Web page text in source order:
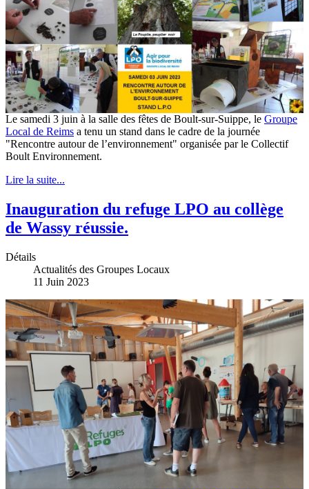
Le samedi 3 juin à la salle des fêtes de Boult-sur-Suippe, le Groupe
Local de Reims a tenu un stand dans le cadre de la journée
"Rencontre autour de l’environnement" organisée par le Collectif
Boult Environnement.
Lire la suite...
Inauguration du refuge LPO au collège
de Wassy réussie.
Détails
Actualités des Groupes Locaux
11 Juin 2023